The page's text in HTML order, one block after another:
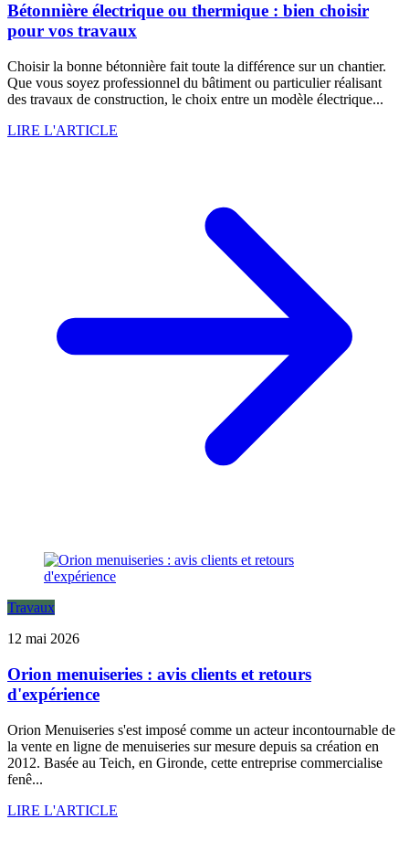
Bétonnière électrique ou thermique : bien choisir
pour vos travaux
Choisir la bonne bétonnière fait toute la différence sur un chantier.
Que vous soyez professionnel du bâtiment ou particulier réalisant
des travaux de construction, le choix entre un modèle électrique...
LIRE L'ARTICLE
Travaux
12 mai 2026
Orion menuiseries : avis clients et retours
d'expérience
Orion Menuiseries s'est imposé comme un acteur incontournable de
la vente en ligne de menuiseries sur mesure depuis sa création en
2012. Basée au Teich, en Gironde, cette entreprise commercialise
fenê...
LIRE L'ARTICLE